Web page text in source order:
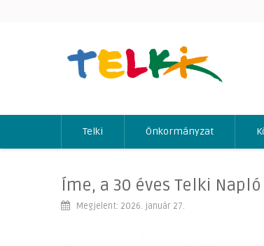
Telki Önkormányzat
Íme, a 30 éves Telki
Megjelent: 2026. január 27.